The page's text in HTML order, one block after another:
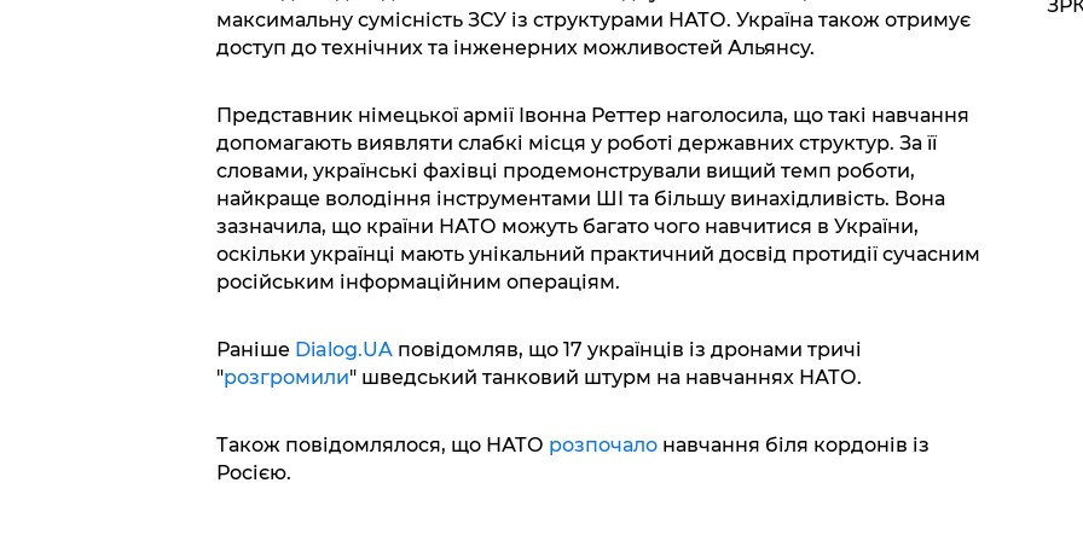
максимальну сумісність ЗСУ із структурами НАТО. Україна також отримує
доступ до технічних та інженерних можливостей Альянсу.
Представник німецької армії Івонна Реттер наголосила, що такі навчання
допомагають виявляти слабкі місця у роботі державних структур. За її
словами, українські фахівці продемонстрували вищий темп роботи,
найкраще володіння інструментами ШІ та більшу винахідливість. Вона
зазначила, що країни НАТО можуть багато чого навчитися в України,
оскільки українці мають унікальний практичний досвід протидії сучасним
російським інформаційним операціям.
РанішеDialog.UAповідомляв, що 17 українців із дронами тричі
"розгромили" шведський танковий штурм на навчаннях НАТО.
Також повідомлялося, що НАТО розпочало навчання біля кордонів із
Росією.